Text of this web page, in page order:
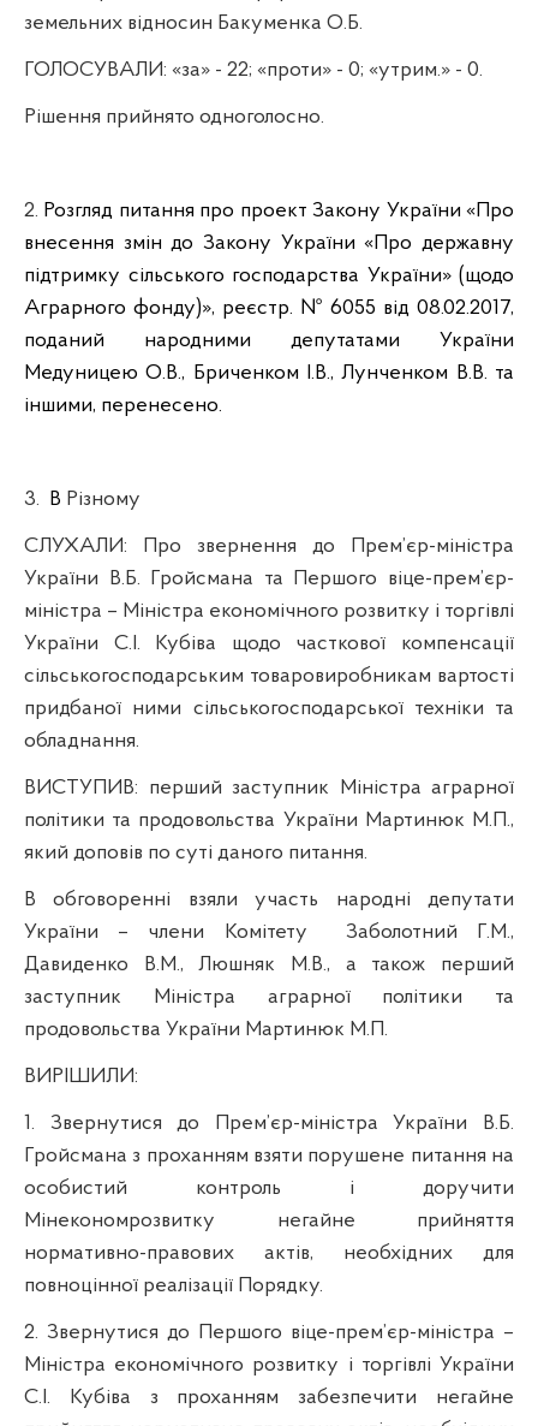
земельних відносин Бакуменка О.Б.
ГОЛОСУВАЛИ: «за» - 22; «проти» - 0; «утрим.» - 0.
Рішення прийнято одноголосно.
2. Розгляд питання про проект Закону України «Про
внесення змін до Закону України «Про державну
підтримку сільського господарства України» (щодо
Аграрного фонду)», реєстр. № 6055 від 08.02.2017,
поданий народними депутатами України
Медуницею О.В., Бриченком І.В., Лунченком В.В. та
іншими, перенесено.
3. В Різному
СЛУХАЛИ: Про звернення до Прем’єр-міністра
України В.Б. Гройсмана та Першого віце-прем’єр-
міністра – Міністра економічного розвитку і торгівлі
України С.І. Кубіва щодо часткової компенсації
сільськогосподарським товаровиробникам вартості
придбаної ними сільськогосподарської техніки та
обладнання.
ВИСТУПИВ: перший заступник Міністра аграрної
політики та продовольства України Мартинюк М.П.,
який доповів по суті даного питання.
В обговоренні взяли участь народні депутати
України – члени Комітету
Заболотний Г.М.,
Давиденко В.М., Люшняк М.В., а також перший
заступник Міністра аграрної політики та
продовольства України Мартинюк М.П.
ВИРІШИЛИ:
1. Звернутися до Прем’єр-міністра України В.Б.
Гройсмана з проханням взяти порушене питання на
особистий контроль і доручити
Мінекономрозвитку негайне прийняття
нормативно-правових актів, необхідних для
повноцінної реалізації Порядку.
2. Звернутися до Першого віце-прем’єр-міністра –
Міністра економічного розвитку і торгівлі України
С.І. Кубіва з проханням забезпечити негайне